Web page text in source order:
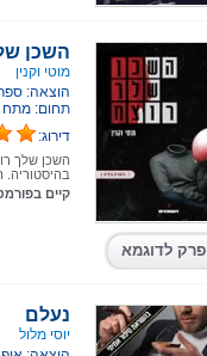
פרק לדוגמא
השכן
מוטי וקנין
הוצאה:
תחום: מתח
דירוג:
השכן שלך
קיים
נעלם
יוסי מלול